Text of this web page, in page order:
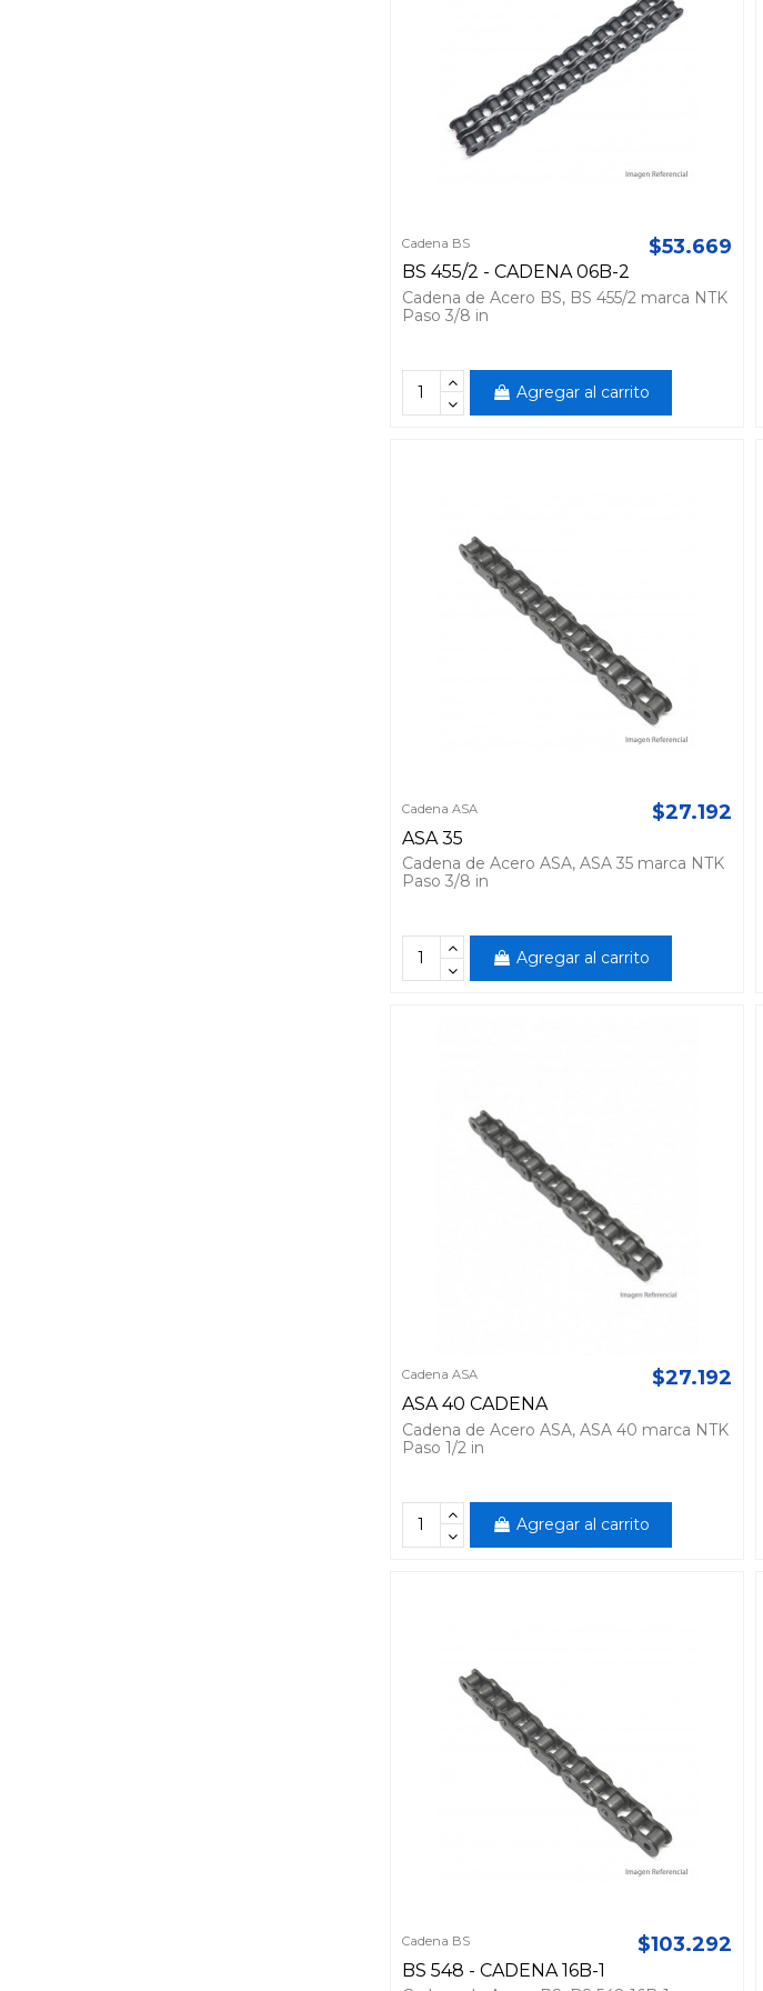
Cadena BS
BS 455/2 - CADENA 06B-2
$53.669
Cadena de Acero BS, BS 455/2 marca NTK
Paso 3/8 in
Agregar al carrito
Cadena ASA
ASA 35
$27.192
Cadena de Acero ASA, ASA 35 marca NTK
Paso 3/8 in
Agregar al carrito
Cadena ASA
ASA 40 CADENA
$27.192
Cadena de Acero ASA, ASA 40 marca NTK
Paso 1/2 in
Agregar al carrito
Cadena BS
BS 548 - CADENA 16B-1
$103.292